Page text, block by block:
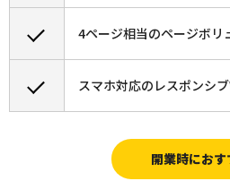
4ページ相当のページボリ
スマホ対応のレスポンシ
開業時におす